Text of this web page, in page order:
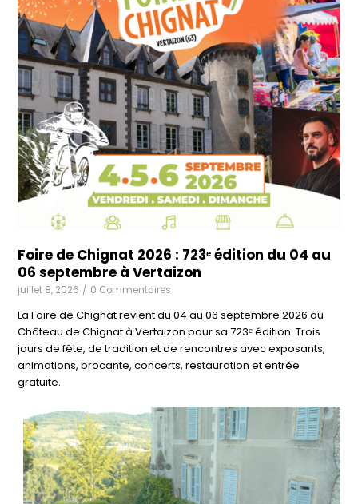
Foire de Chignat 2026 : 723ᵉ édition du 04 au
06 septembre à Vertaizon
juillet 8, 2026 / 0 Commentaires
La Foire de Chignat revient du 04 au 06 septembre 2026 au
Château de Chignat à Vertaizon pour sa 723ᵉ édition. Trois
jours de fête, de tradition et de rencontres avec exposants,
animations, brocante, concerts, restauration et entrée
gratuite.